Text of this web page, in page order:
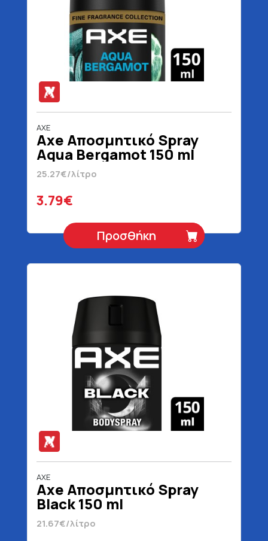
AXE
Axe Αποσμητικό Spray
Aqua Bergamot 150 ml
25.27€/λίτρο
3.79€
Προσθήκη
AXE
Axe Αποσμητικό Spray
Black 150 ml
21.67€/λίτρο